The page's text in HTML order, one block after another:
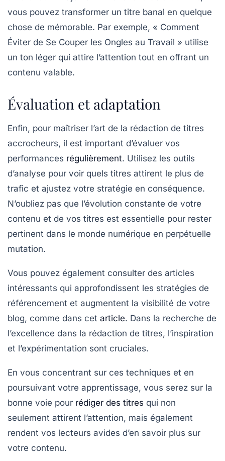
vous pouvez transformer un titre banal en quelque
chose de mémorable. Par exemple, « Comment
Éviter de Se Couper les Ongles au Travail » utilise
un ton léger qui attire l’attention tout en offrant un
contenu valable.
Évaluation et adaptation
Enfin, pour maîtriser l’art de la rédaction de titres
accrocheurs, il est important d’évaluer vos
performances régulièrement. Utilisez les outils
d’analyse pour voir quels titres attirent le plus de
trafic et ajustez votre stratégie en conséquence.
N’oubliez pas que l’évolution constante de votre
contenu et de vos titres est essentielle pour rester
pertinent dans le monde numérique en perpétuelle
mutation.
Vous pouvez également consulter des articles
intéressants qui approfondissent les stratégies de
référencement et augmentent la visibilité de votre
blog, comme dans cet article. Dans la recherche de
l’excellence dans la rédaction de titres, l’inspiration
et l’expérimentation sont cruciales.
En vous concentrant sur ces techniques et en
poursuivant votre apprentissage, vous serez sur la
bonne voie pour rédiger des titres qui non
seulement attirent l’attention, mais également
rendent vos lecteurs avides d’en savoir plus sur
votre contenu.